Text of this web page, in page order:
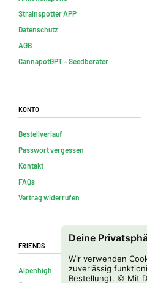
Deine
Wir verwenden
zuverlässig
Bestellung). 🍪 Mit
Strainspotter APP
Datenschutz
AGB
CannapotGPT – Seedberater
Konto
Bestellverlauf
Passwort vergessen
Kontakt
FAQs
Vertrag widerrufen
Friends
Alpenhigh